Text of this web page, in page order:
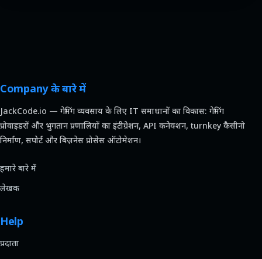
Company के बारे में
JackCode.io — गेमिंग व्यवसाय के लिए IT समाधानों का विकास: गेमिंग
प्रोवाइडरों और भुगतान प्रणालियों का इंटीग्रेशन, API कनेक्शन, turnkey कैसीनो
निर्माण, सपोर्ट और बिज़नेस प्रोसेस ऑटोमेशन।
हमारे बारे में
लेखक
Help
प्रदाता